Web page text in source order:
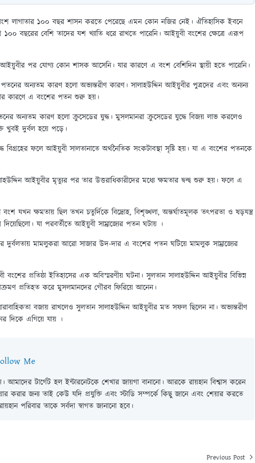
লাগাতার ১০০ বছর শাসন করতে পেরেছে এমন কোন নজির নেই। ঐতিহাসিক ইবনে
বছরের বেশি তাদের যশ খ্যাতি ধরে রাখতে পারেনি। আইয়ুবী বংশের ক্ষেত্রে এরূপ
আইয়ুবীর পর যোগ্য কোন শাসক আসেনি। যার কারণে এ বংশ বেশিদিন স্থায়ী হতে পারেনি।
অন্যতম কারণ হলো অভ্যন্তরীণ কারণ। সালাহউদ্দিন আইয়ুবীর পুত্রদের এবং অন্যন্য
কারণে এ বংশের পতন শুরু হয়।
অন্যতম কারণ হলো ক্রুসেডের যুদ্ধ। মুসলমানরা ক্রুসেডের যুদ্ধে বিজয় লাভ করলেও
খুবই দুর্বল হয়ে পড়ে।
বিগ্রহের ফলে আইয়ুবী সালতানাতে অর্থনৈতিক সংকটাবস্থা সৃষ্টি হয়। যা এ বংশের পতনকে
আইয়ুবীর মৃত্যুর পর তার উত্তরাধিকারীদের মধ্যে ক্ষমতার দ্বন্দ্ব শুরু হয়। ফলে এ
যখন ক্ষমতায় ছিল তখন চতুর্দিকে বিদ্রোহ, বিশৃঙ্খলা, অন্তর্ঘাতমূলক তৎপরতা ও ষড়যন্ত্র
দিয়েছিলো। যা পরবর্তীতে আইয়ুবী সাম্রাজ্যের পতন ঘটায় ।
দুর্বলতায় মামলুকরা আরো সাজার উদ-দার এ বংশের পতন ঘটিয়ে মামলুক সাম্রাজ্যের
প্রতিষ্ঠা ইতিহাসের এক অবিস্মরণীয় ঘটনা। সুলতান সালাহউদ্দিন আইয়ুবীর বিভিন্ন
প্রতিহত করে মুসলমানদের গৌরব ফিরিয়ে আনেন।
বজায় রাখলেও সুলতান সালাহউদ্দিন আইয়ুবীর মত সফল ছিলেন না। অভ্যন্তরীণ
দিকে এগিয়ে যায় ।
Me
টার্গেট হল ইন্টারনেটকে শেখার জায়গা বানানো। আরকে রায়হান বিশ্বাস করেন
করার জন্য তাই কেউ যদি প্রযুক্তি এবং স্টাডি সম্পর্কে কিছু জানে এবং শেয়ার করতে
পরিবার তাকে সর্বদা স্বাগত জানানো হবে।
Previous Post